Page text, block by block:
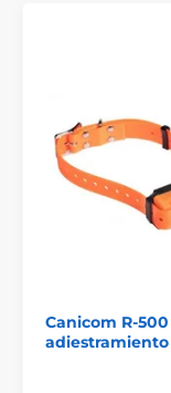
Canicom R-
adiestramiento